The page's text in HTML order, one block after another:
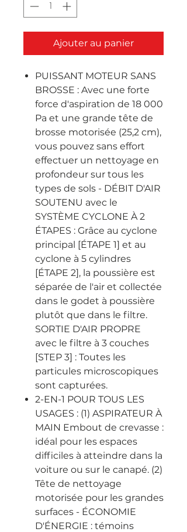
Ajouter au panier
PUISSANT MOTEUR SANS
BROSSE : Avec une forte
force d'aspiration de 18 000
Pa et une grande tête de
brosse motorisée (25,2 cm),
vous pouvez sans effort
effectuer un nettoyage en
profondeur sur tous les
types de sols - DÉBIT D'AIR
SOUTENU avec le
SYSTÈME CYCLONE À 2
ÉTAPES : Grâce au cyclone
principal [ÉTAPE 1] et au
cyclone à 5 cylindres
[ÉTAPE 2], la poussière est
séparée de l'air et collectée
dans le godet à poussière
plutôt que dans le filtre.
SORTIE D'AIR PROPRE
avec le filtre à 3 couches
[STEP 3] : Toutes les
particules microscopiques
sont capturées.
2-EN-1 POUR TOUS LES
USAGES : (1) ASPIRATEUR À
MAIN Embout de crevasse :
idéal pour les espaces
difficiles à atteindre dans la
voiture ou sur le canapé. (2)
Tête de nettoyage
motorisée pour les grandes
surfaces - ÉCONOMIE
D'ÉNERGIE : témoins